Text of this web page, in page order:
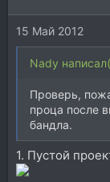
15 Май 2012
Nady
Проверь,
проца после
бандла.
1. Пустой